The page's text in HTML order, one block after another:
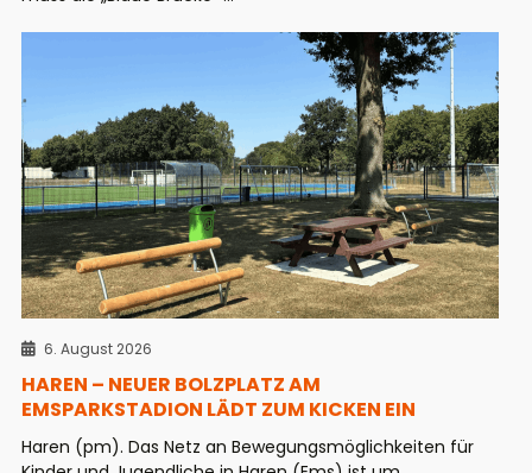
6. August 2026
HAREN – NEUER BOLZPLATZ AM
EMSPARKSTADION LÄDT ZUM KICKEN EIN
Haren (pm). Das Netz an Bewegungsmöglichkeiten für